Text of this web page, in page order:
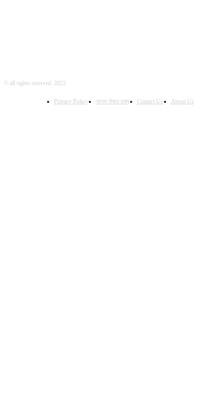
© all rights reserved. 2022
Privacy Policy আমাৰ বিষয়ে দুষাৰ Contact Us About Us